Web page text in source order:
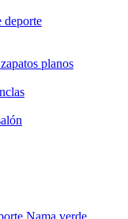
deporte
planos